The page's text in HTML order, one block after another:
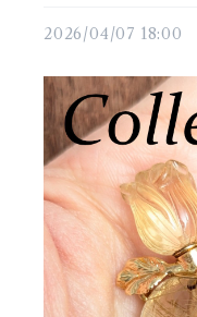
2026/04/07 18:00